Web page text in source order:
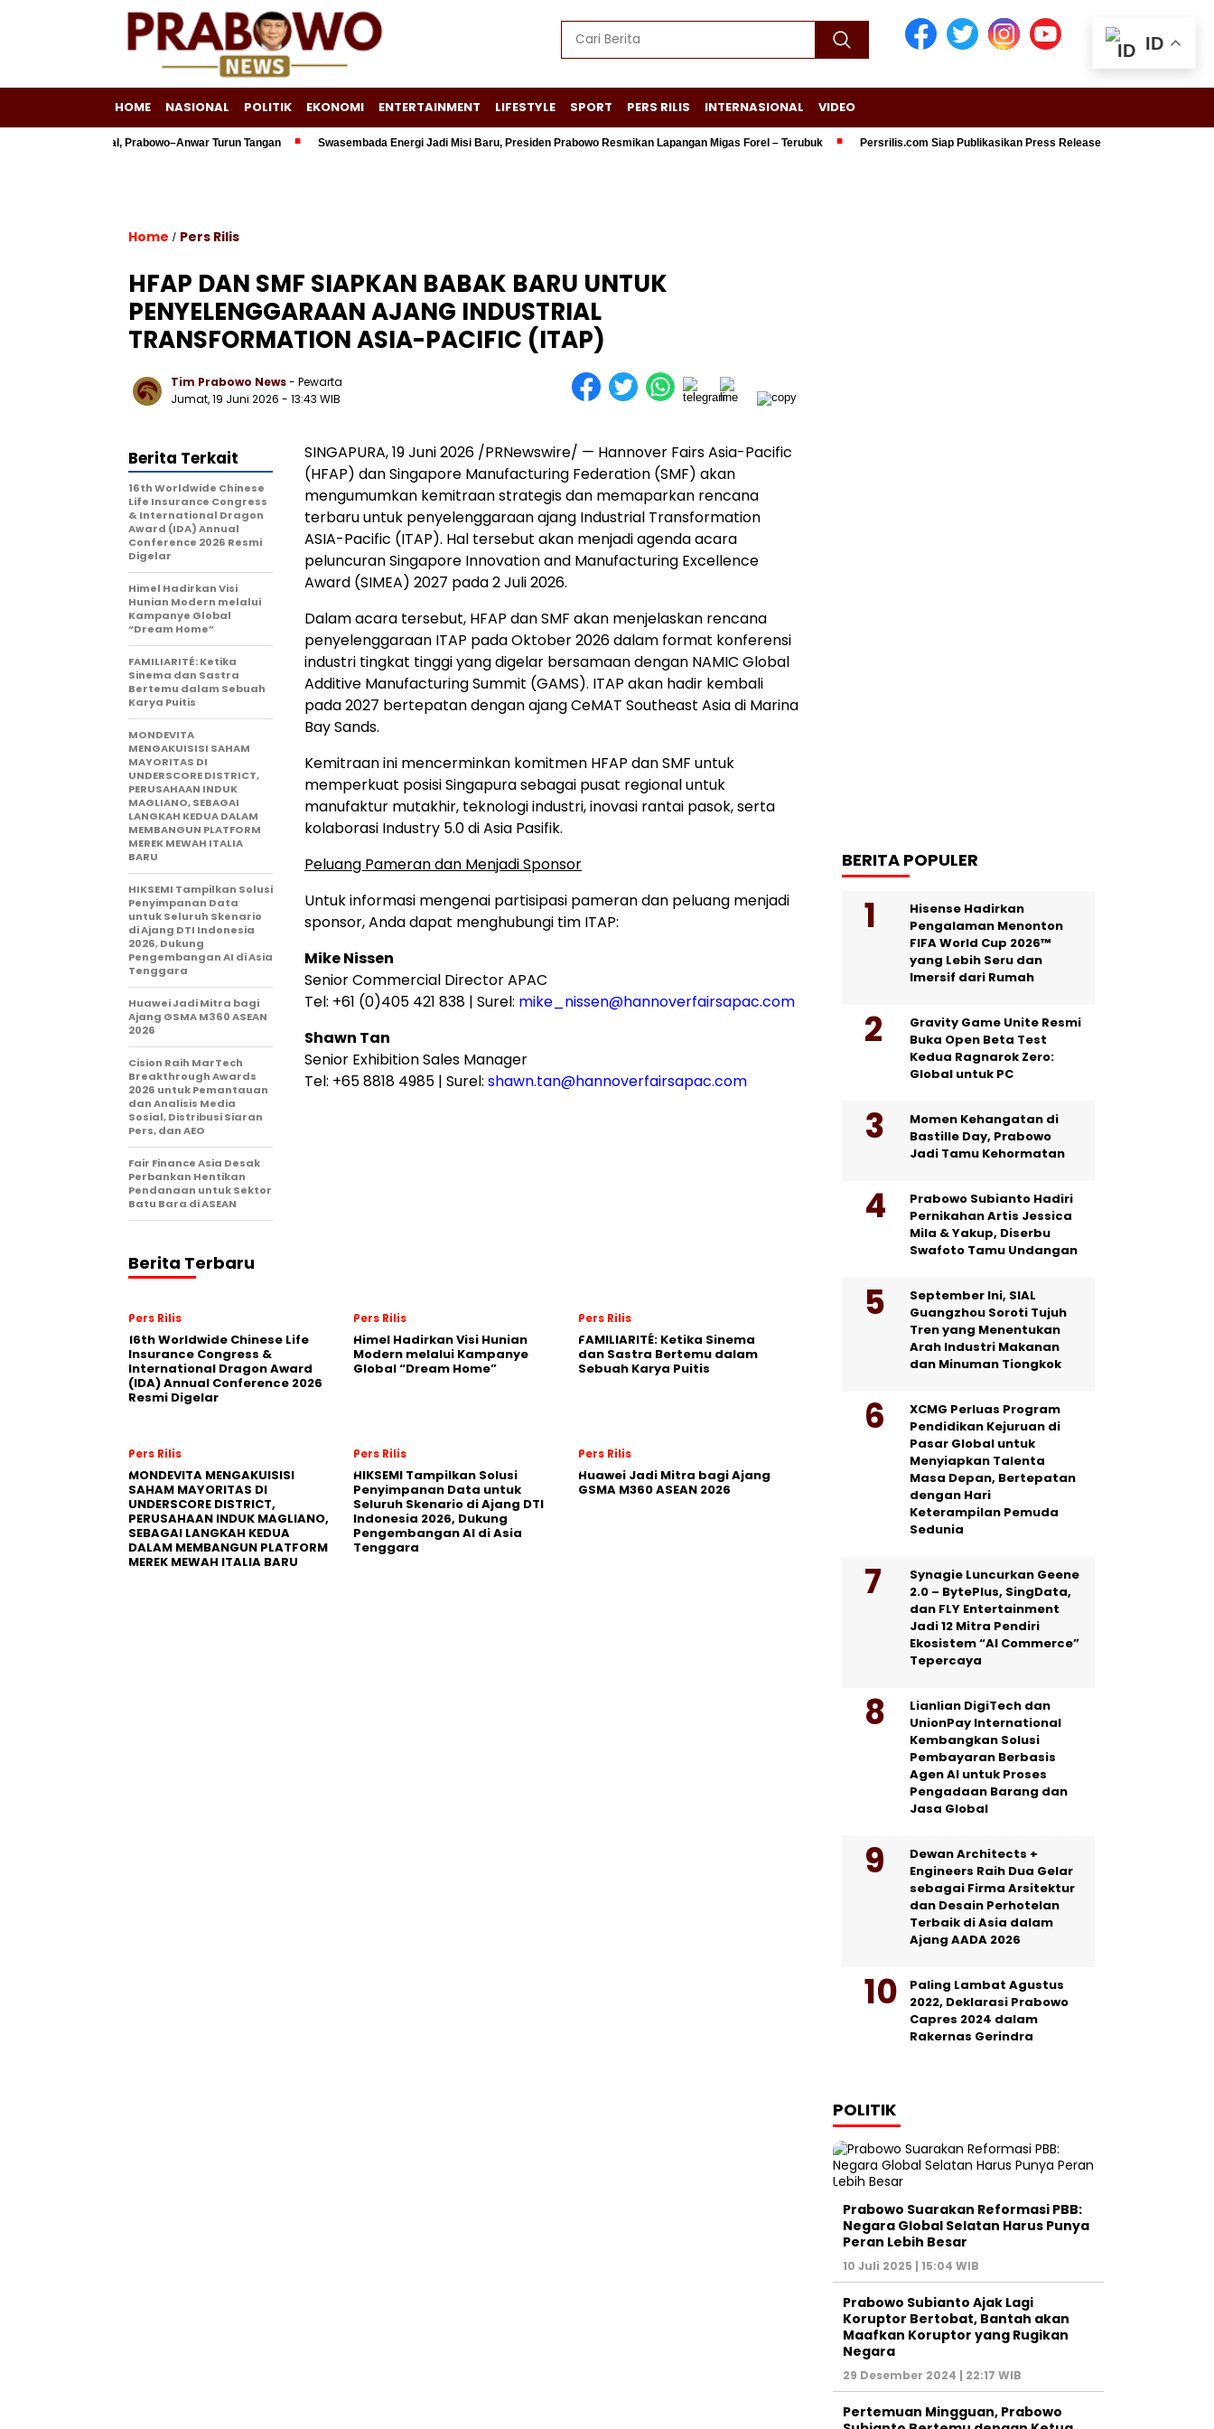
HOME NASIONAL POLITIK EKONOMI ENTERTAINMENT LIFESTYLE SPORT PERS RILIS INTERNASIONAL VIDEO
Belum Optimal, Prabowo–Anwar Turun Tangan Swasembada Energi Jadi Misi Baru, Presiden Prabowo Resmikan Lapangan Migas Forel – Terubuk Persrilis.com Siap Publikasikan Press Release Anda, Jika Ingin Tampil di
Home / Pers Rilis
HFAP DAN SMF SIAPKAN BABAK BARU UNTUK
PENYELENGGARAAN AJANG INDUSTRIAL
TRANSFORMATION ASIA-PACIFIC (ITAP)
Tim Prabowo News- Pewarta
Jumat, 19 Juni 2026 - 13:43 WIB
SINGAPURA, 19 Juni 2026 /PRNewswire/ — Hannover Fairs Asia-Pacific
(HFAP) dan Singapore Manufacturing Federation (SMF) akan
mengumumkan kemitraan strategis dan memaparkan rencana
terbaru untuk penyelenggaraan ajang Industrial Transformation
ASIA-Pacific (ITAP). Hal tersebut akan menjadi agenda acara
peluncuran Singapore Innovation and Manufacturing Excellence
Award (SIMEA) 2027 pada 2 Juli 2026.
Dalam acara tersebut, HFAP dan SMF akan menjelaskan rencana
penyelenggaraan ITAP pada Oktober 2026 dalam format konferensi
industri tingkat tinggi yang digelar bersamaan dengan NAMIC Global
Additive Manufacturing Summit (GAMS). ITAP akan hadir kembali
pada 2027 bertepatan dengan ajang CeMAT Southeast Asia di Marina
Bay Sands.
Kemitraan ini mencerminkan komitmen HFAP dan SMF untuk
memperkuat posisi Singapura sebagai pusat regional untuk
manufaktur mutakhir, teknologi industri, inovasi rantai pasok, serta
kolaborasi Industry 5.0 di Asia Pasifik.
Peluang Pameran dan Menjadi Sponsor
Untuk informasi mengenai partisipasi pameran dan peluang menjadi
sponsor, Anda dapat menghubungi tim ITAP:
Mike Nissen
Senior Commercial Director APAC
Tel: +61 (0)405 421 838 | Surel: mike_nissen@hannoverfairsapac.com
Shawn Tan
Senior Exhibition Sales Manager
Tel: +65 8818 4985 | Surel: shawn.tan@hannoverfairsapac.com
Berita Terkait
16th Worldwide Chinese
Life Insurance Congress
& International Dragon
Award (IDA) Annual
Conference 2026 Resmi
Digelar
Himel Hadirkan Visi
Hunian Modern melalui
Kampanye Global
“Dream Home”
FAMILIARITÉ: Ketika
Sinema dan Sastra
Bertemu dalam Sebuah
Karya Puitis
MONDEVITA
MENGAKUISISI SAHAM
MAYORITAS DI
UNDERSCORE DISTRICT,
PERUSAHAAN INDUK
MAGLIANO, SEBAGAI
LANGKAH KEDUA DALAM
MEMBANGUN PLATFORM
MEREK MEWAH ITALIA
BARU
HIKSEMI Tampilkan Solusi
Penyimpanan Data
untuk Seluruh Skenario
di Ajang DTI Indonesia
2026, Dukung
Pengembangan AI di Asia
Tenggara
Huawei Jadi Mitra bagi
Ajang GSMA M360 ASEAN
2026
Cision Raih MarTech
Breakthrough Awards
2026 untuk Pemantauan
dan Analisis Media
Sosial, Distribusi Siaran
Pers, dan AEO
Fair Finance Asia Desak
Perbankan Hentikan
Pendanaan untuk Sektor
Batu Bara di ASEAN
Berita Terbaru
Pers Rilis
16th Worldwide Chinese Life
Insurance Congress &
International Dragon Award
(IDA) Annual Conference 2026
Resmi Digelar
Pers Rilis
Himel Hadirkan Visi Hunian
Modern melalui Kampanye
Global “Dream Home”
Pers Rilis
FAMILIARITÉ: Ketika Sinema
dan Sastra Bertemu dalam
Sebuah Karya Puitis
Pers Rilis
MONDEVITA MENGAKUISISI
SAHAM MAYORITAS DI
UNDERSCORE DISTRICT,
PERUSAHAAN INDUK MAGLIANO,
SEBAGAI LANGKAH KEDUA
DALAM MEMBANGUN PLATFORM
MEREK MEWAH ITALIA BARU
Pers Rilis
HIKSEMI Tampilkan Solusi
Penyimpanan Data untuk
Seluruh Skenario di Ajang DTI
Indonesia 2026, Dukung
Pengembangan AI di Asia
Tenggara
Pers Rilis
Huawei Jadi Mitra bagi Ajang
GSMA M360 ASEAN 2026
BERITA POPULER
Hisense Hadirkan
Pengalaman Menonton
FIFA World Cup 2026™
yang Lebih Seru dan
Imersif dari Rumah
Gravity Game Unite Resmi
Buka Open Beta Test
Kedua Ragnarok Zero:
Global untuk PC
Momen Kehangatan di
Bastille Day, Prabowo
Jadi Tamu Kehormatan
Prabowo Subianto Hadiri
Pernikahan Artis Jessica
Mila & Yakup, Diserbu
Swafoto Tamu Undangan
September Ini, SIAL
Guangzhou Soroti Tujuh
Tren yang Menentukan
Arah Industri Makanan
dan Minuman Tiongkok
XCMG Perluas Program
Pendidikan Kejuruan di
Pasar Global untuk
Menyiapkan Talenta
Masa Depan, Bertepatan
dengan Hari
Keterampilan Pemuda
Sedunia
Synagie Luncurkan Geene
2.0 – BytePlus, SingData,
dan FLY Entertainment
Jadi 12 Mitra Pendiri
Ekosistem “AI Commerce”
Tepercaya
Lianlian DigiTech dan
UnionPay International
Kembangkan Solusi
Pembayaran Berbasis
Agen AI untuk Proses
Pengadaan Barang dan
Jasa Global
Dewan Architects +
Engineers Raih Dua Gelar
sebagai Firma Arsitektur
dan Desain Perhotelan
Terbaik di Asia dalam
Ajang AADA 2026
Paling Lambat Agustus
2022, Deklarasi Prabowo
Capres 2024 dalam
Rakernas Gerindra
POLITIK
Prabowo Suarakan Reformasi PBB:
Negara Global Selatan Harus Punya
Peran Lebih Besar
10 Juli 2025 | 15:04 WIB
Prabowo Subianto Ajak Lagi
Koruptor Bertobat, Bantah akan
Maafkan Koruptor yang Rugikan
Negara
29 Desember 2024 | 22:17 WIB
Pertemuan Mingguan, Prabowo
ID